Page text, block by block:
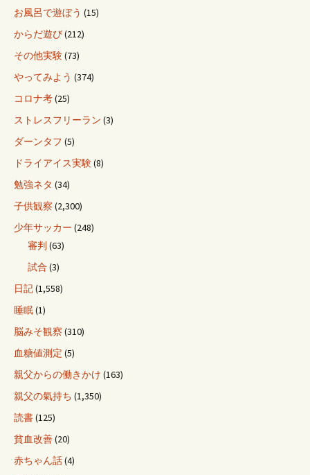
お風呂で遊ぼう (15)
からだ遊び(212)
その他実験(73)
やってみよう (374)
コロナ考(25)
ストレスフリーラン (3)
ダーンタフ (5)
ドライアイス実験(8)
勉強ネタ (34)
子供観察 (2,300)
少年サッカー (248)
審判 (63)
試合 (3)
日記(1,558)
睡眠(1)
脳みそ観察 (310)
血糖値測定 (5)
親父からの働きかけ (163)
親父の氣持ち (1,350)
読書(125)
貧血改善(20)
赤ちゃん話(4)